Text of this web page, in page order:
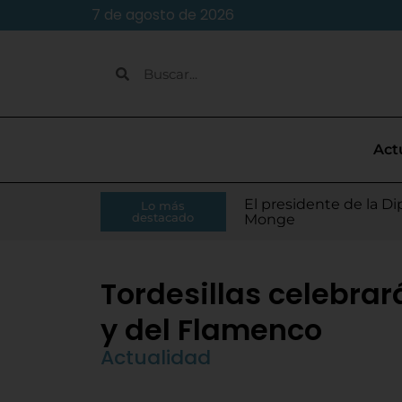
7 de agosto de 2026
Lo más
destacado
Villamarciel da
Grandes artistas
Órgano
Continúa la venta de
El presidente de la
Monge
Todo listo para el
Tordesillas refuerza
El Pleno de
Moisés Ramírez
para el Europeo
IU-APT plantea ocho
La Asociación
Tordesillas
y del Flamenco
Actualidad